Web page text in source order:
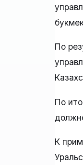
По
По
К